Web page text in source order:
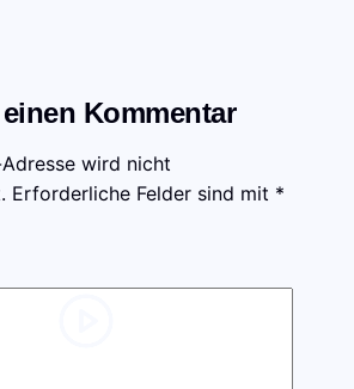
Kommentar
wird nicht
Erforderliche Felder sind mit *